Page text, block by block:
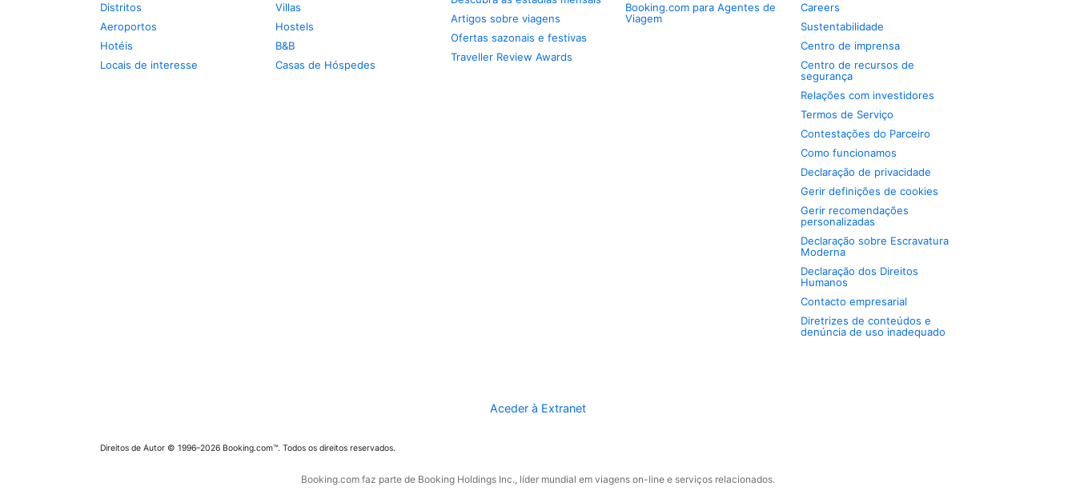
Distritos
Aeroportos
Hotéis
Locais de interesse
Villas
Hostels
B&B
Casas de Hóspedes
Artigos sobre viagens
Ofertas sazonais e festivas
Traveller Review Awards
Booking.com para Agentes de
Viagem
Careers
Sustentabilidade
Centro de imprensa
Centro de recursos de
segurança
Relações com investidores
Termos de Serviço
Contestações do Parceiro
Como funcionamos
Declaração de privacidade
Gerir definições de cookies
Gerir recomendações
personalizadas
Declaração sobre Escravatura
Moderna
Declaração dos Direitos
Humanos
Contacto empresarial
Diretrizes de conteúdos e
denúncia de uso inadequado
Aceder à Extranet
Direitos de Autor © 1996–2026 Booking.com™. Todos os direitos reservados.
Booking.com faz parte de Booking Holdings Inc., líder mundial em viagens on-line e serviços relacionados.